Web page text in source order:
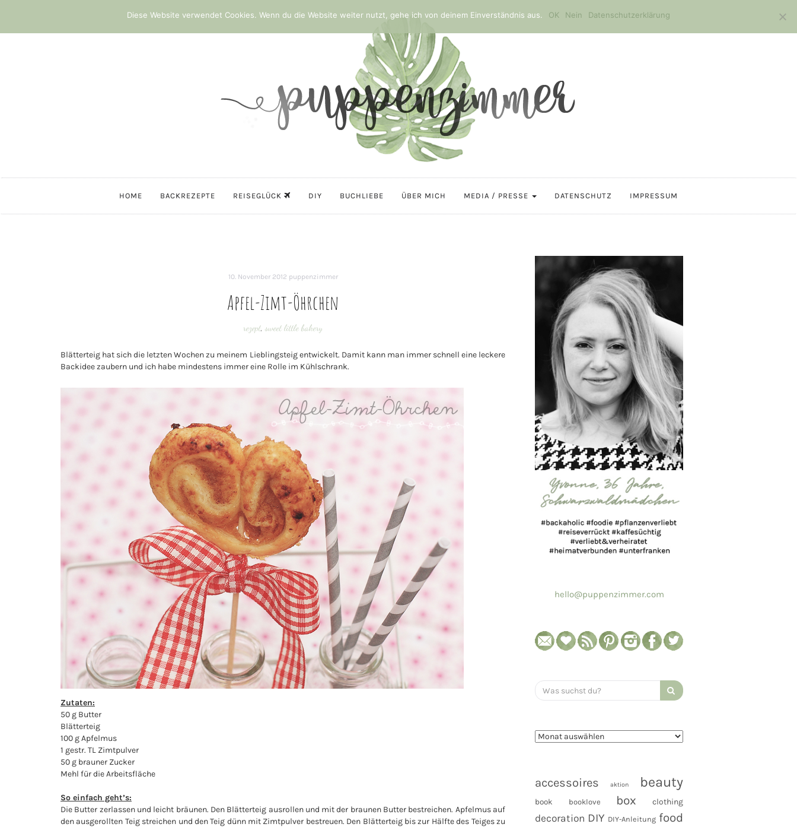
HOME BACKREZEPTE REISEGLÜCK DIY BUCHLIEBE ÜBER MICH MEDIA / PRESSE DATENSCHUTZ IMPRESSUM
10. November 2012 puppenzimmer
Apfel-Zimt-Öhrchen
rezept, sweet little bakery
Blätterteig hat sich die letzten Wochen zu meinem Lieblingsteig entwickelt. Damit kann man immer schnell eine leckere
Backidee zaubern und ich habe mindestens immer eine Rolle im Kühlschrank.
Zutaten:
50 g Butter
Blätterteig
100 g Apfelmus
1 gestr. TL Zimtpulver
50 g brauner Zucker
Mehl für die Arbeitsfläche
So einfach geht’s:
Die Butter zerlassen und leicht bräunen. Den Blätterteig ausrollen und mit der braunen Butter bestreichen. Apfelmus auf
den ausgerollten Teig streichen und den Teig dünn mit Zimtpulver bestreuen. Den Blätterteig bis zur Hälfte des Teiges zu
hello@puppenzimmer.com
Search
for:
accessoires aktion beauty
book booklove box clothing
decoration DIY DIY-Anleitung food
Diese Website verwendet Cookies. Wenn du die Website weiter nutzt, gehe ich von deinem Einverständnis aus. OK Nein Datenschutzerklärung